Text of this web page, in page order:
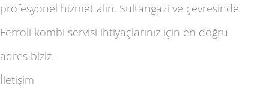
profesyonel hizmet alın. Sultangazi ve çevresinde
Ferroli kombi servisi ihtiyaçlarınız için en doğru
adres biziz.
İletişim